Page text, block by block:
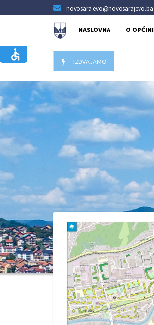
novosarajevo@novosarajevo.ba
NASLOVNA O OPĆINI
IZDVAJAMO